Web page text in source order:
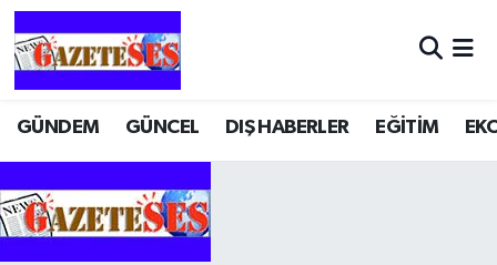
GÜNDEM GÜNCEL DIŞ HABERLER EĞİTİM